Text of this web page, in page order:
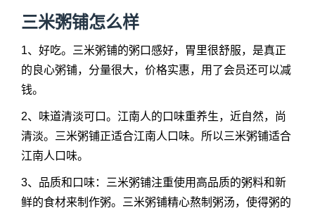
三米粥铺怎么样
1、好吃。三米粥铺的粥口感好，胃里很舒服，是真正
的良心粥铺，分量很大，价格实惠，用了会员还可以减
钱。
2、味道清淡可口。江南人的口味重养生，近自然，尚
清淡。三米粥铺正适合江南人口味。所以三米粥铺适合
江南人口味。
3、品质和口味：三米粥铺注重使用高品质的粥料和新
鲜的食材来制作粥。三米粥铺精心熬制粥汤，使得粥的